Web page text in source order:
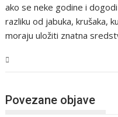
ako se neke godine i
razliku od jabuka, krušaka,
moraju uložiti znatna
Povezane objave